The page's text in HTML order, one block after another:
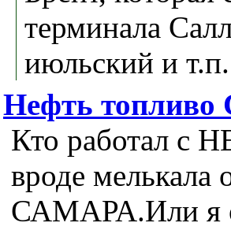
терминала
июльский и
Нефть топливо
Кто работал
вроде
САМАРА.Или я